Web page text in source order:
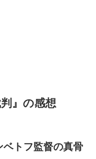
』の感想
ベトフ監督の真骨